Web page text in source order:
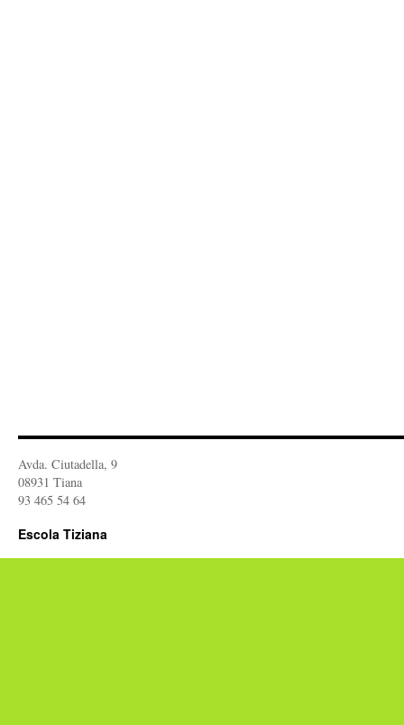
Avda. Ciutadella, 9
08931 Tiana
93 465 54 64
Escola Tiziana